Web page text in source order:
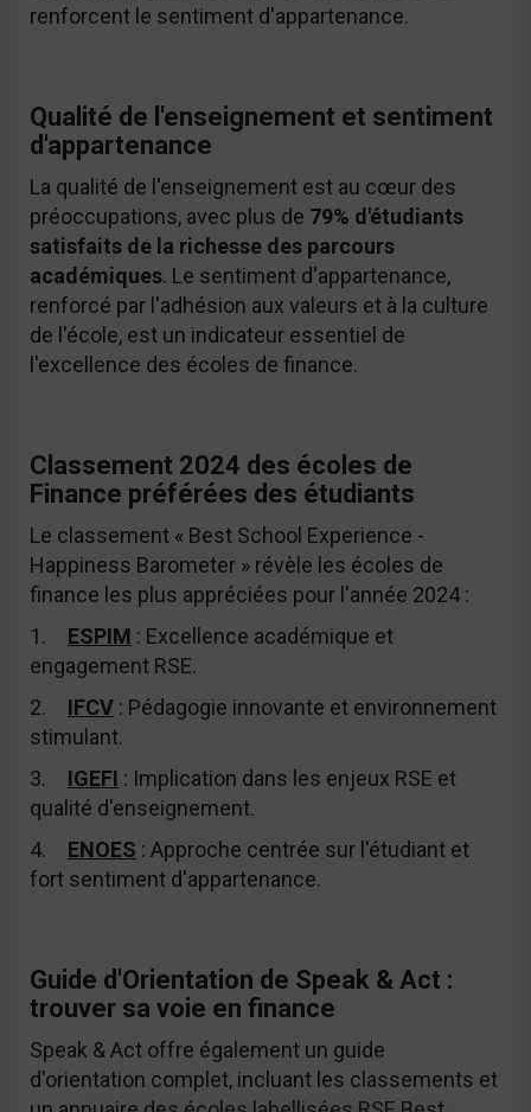
renforcent le sentiment d'appartenance.
Qualité de l'enseignement et sentiment
d'appartenance
La qualité de l'enseignement est au cœur des
préoccupations, avec plus de 79% d'étudiants
satisfaits de la richesse des parcours
académiques. Le sentiment d'appartenance,
renforcé par l'adhésion aux valeurs et à la culture
de l'école, est un indicateur essentiel de
l'excellence des écoles de finance.
Classement 2024 des écoles de
Finance préférées des étudiants
Le classement « Best School Experience -
Happiness Barometer » révèle les écoles de
finance les plus appréciées pour l'année 2024 :
1.
ESPIM : Excellence académique et
engagement RSE.
2.
IFCV : Pédagogie innovante et environnement
stimulant.
3.
IGEFI : Implication dans les enjeux RSE et
qualité d'enseignement.
4.
ENOES : Approche centrée sur l'étudiant et
fort sentiment d'appartenance.
Guide d'Orientation de Speak & Act :
trouver sa voie en finance
Speak & Act offre également un guide
d'orientation complet, incluant les classements et